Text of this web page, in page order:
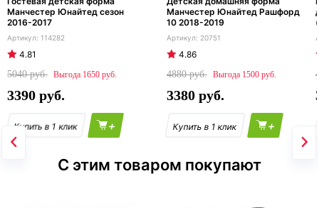
Манчестер Юнайтед сезон
2016-2017
114282
4.81
5040
1650
3390
+
Манчестер Юнайтед Рашфорд
10 2018-2019
20751
4.86
4880
1500
3380
+
С этим товаром покупают